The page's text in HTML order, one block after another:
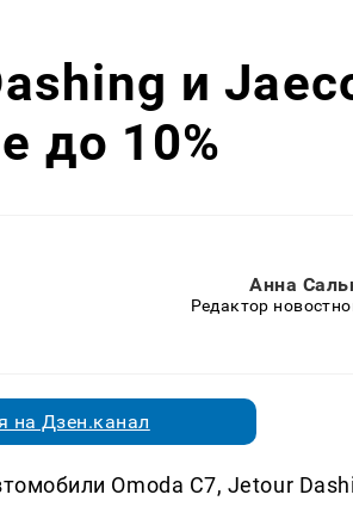
и
до 10%
Анна
Редактор
на Дзен.канал
Omoda C7, Jetour